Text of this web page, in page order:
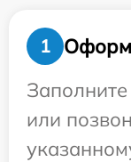
1
или